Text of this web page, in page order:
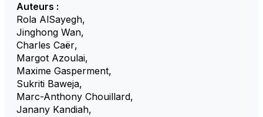
Auteurs :
Rola AlSayegh,
Jinghong Wan,
Charles Caër,
Margot Azoulai,
Maxime Gasperment,
Sukriti Baweja,
Marc-Anthony Chouillard,
Janany Kandiah,